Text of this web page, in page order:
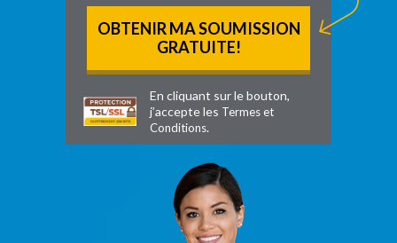
En cliquant sur le bouton,
j’accepte les Termes et
Conditions.